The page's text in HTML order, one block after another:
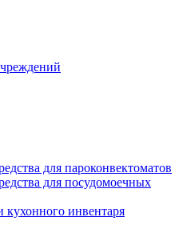
для пароконвектоматов
для посудомоечных
инвентаря